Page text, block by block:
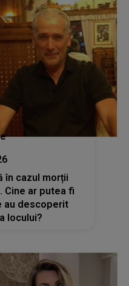
în cazul morții
Cine ar putea fi
au descoperit
locului?